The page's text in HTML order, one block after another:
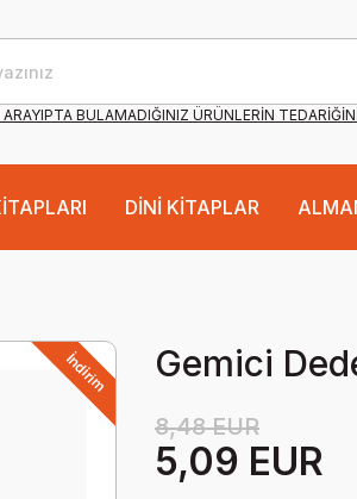
BULAMADIĞINIZ ÜRÜNLERİN
DİNİ KİTAPLAR
İndirim Gemici
8,48 EUR
5,09 EUR